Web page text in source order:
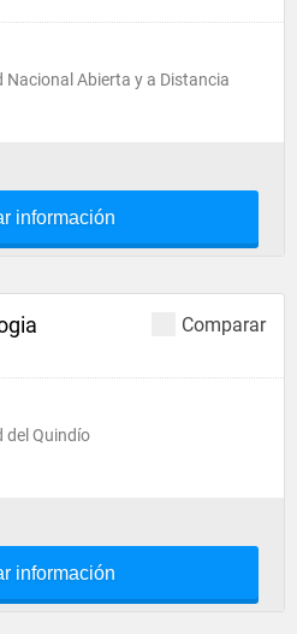
Nacional Abierta y a Distancia
información
Comparar
del Quindío
información